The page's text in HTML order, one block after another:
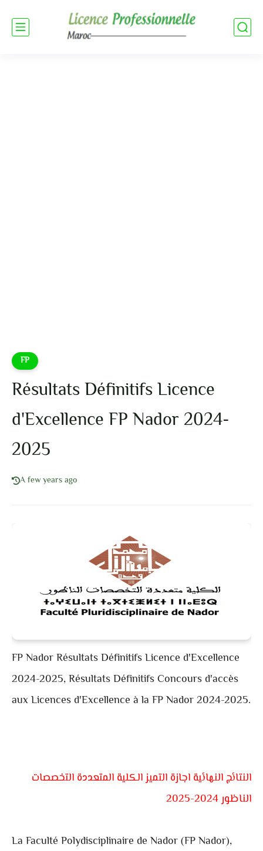
FP
Résultats Définitifs Licence
d'Excellence FP Nador 2024-
2025
A few years ago
FP Nador Résultats Définitifs Licence d'Excellence
2024-2025, Résultats Définitifs Concours d'accès
aux Licences d'Excellence à la FP Nador 2024-2025.
النتائج النهائية اجازة التميز الكلية المتعددة التخصصات
الناظور 2024-2025
La Faculté Polydisciplinaire de Nador(FP Nador),